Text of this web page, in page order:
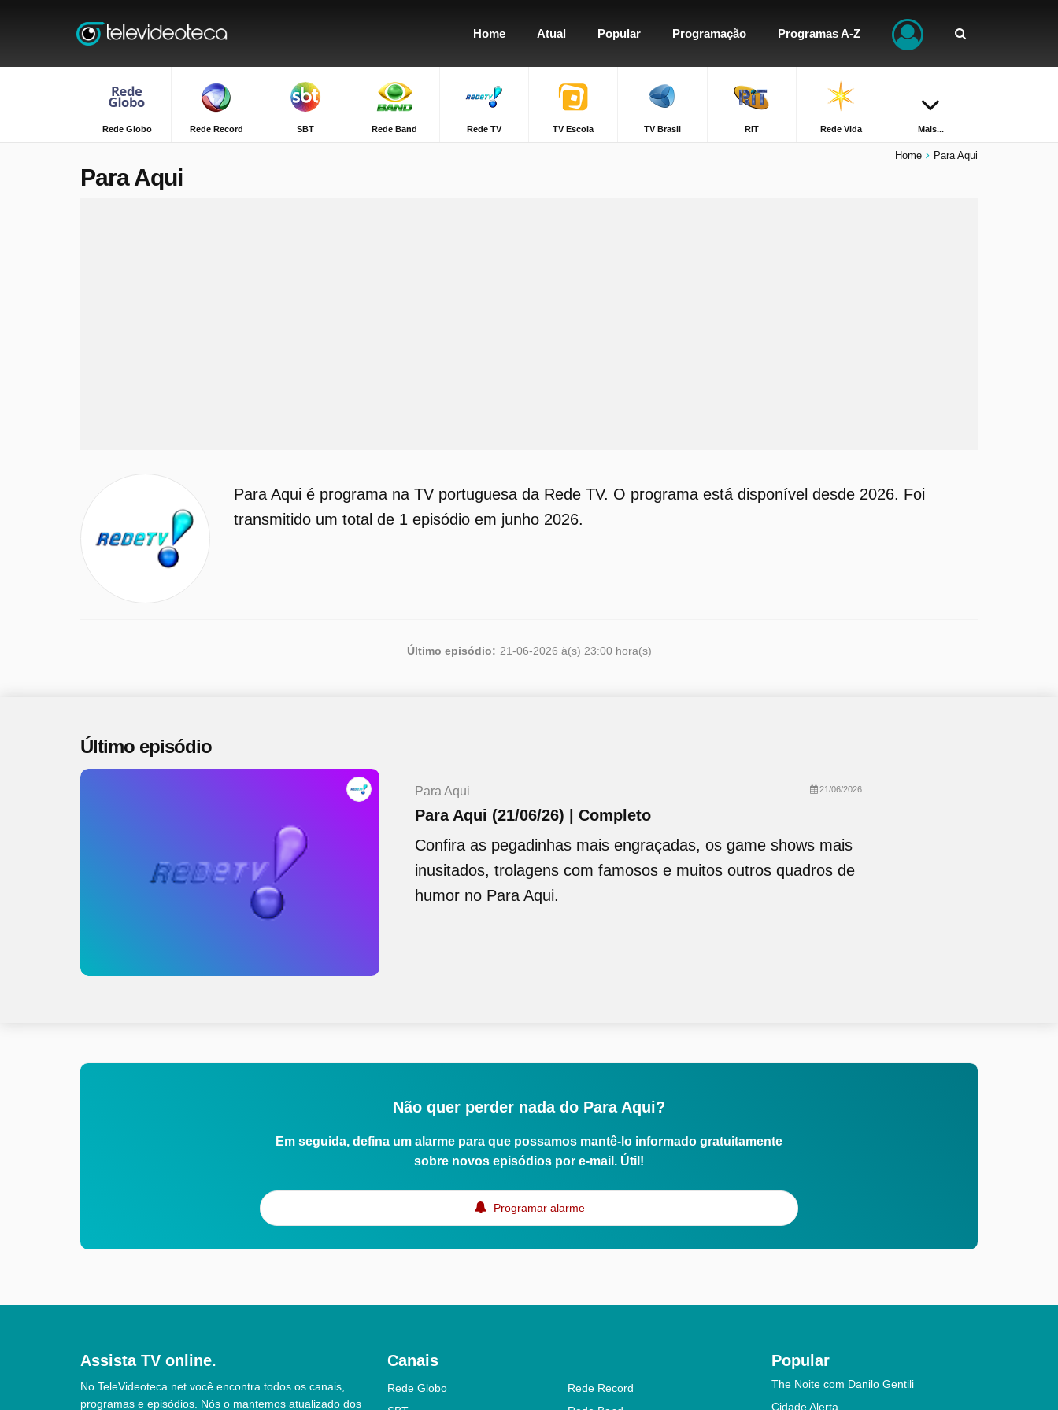
Home Atual Popular Programação Programas A-Z
Rede Globo Rede Record SBT Rede Band Rede TV TV Escola TV Brasil RIT Rede Vida Mais...
Home Para Aqui
Para Aqui
Para Aqui é programa na TV portuguesa da Rede TV. O programa está disponível desde 2026. Foi
transmitido um total de 1 episódio em junho 2026.
Último episódio: 21-06-2026 à(s) 23:00 hora(s)
Último episódio
Para Aqui 21/06/2026
Para Aqui (21/06/26) | Completo
Confira as pegadinhas mais engraçadas, os game shows mais
inusitados, trolagens com famosos e muitos outros quadros de
humor no Para Aqui.
Não quer perder nada do Para Aqui?
Em seguida, defina um alarme para que possamos mantê-lo informado gratuitamente
sobre novos episódios por e-mail. Útil!
Programar alarme
Assista TV online.
No TeleVideoteca.net você encontra todos os canais,
programas e episódios. Nós o mantemos atualizado dos
Canais
Rede Globo
Rede Record
Popular
The Noite com Danilo Gentili
Cidade Alerta